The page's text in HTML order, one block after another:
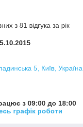
з 81 відгука за рік
5, Київ, Україна
з 09:00 до 18:00
графік роботи